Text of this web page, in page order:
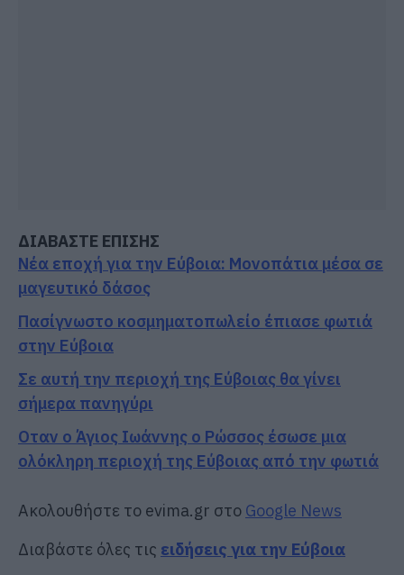
ΔΙΑΒΑΣΤΕ ΕΠΙΣΗΣ
Νέα εποχή για την Εύβοια: Μονοπάτια μέσα σε
μαγευτικό δάσος
Πασίγνωστο κοσμηματοπωλείο έπιασε φωτιά
στην Εύβοια
Σε αυτή την περιοχή της Εύβοιας θα γίνει
σήμερα πανηγύρι
Οταν ο Άγιος Ιωάννης ο Ρώσσος έσωσε μια
ολόκληρη περιοχή της Εύβοιας από την φωτιά
Ακολουθήστε το evima.gr στο Google News
Διαβάστε όλες τις ειδήσεις για την Εύβοια